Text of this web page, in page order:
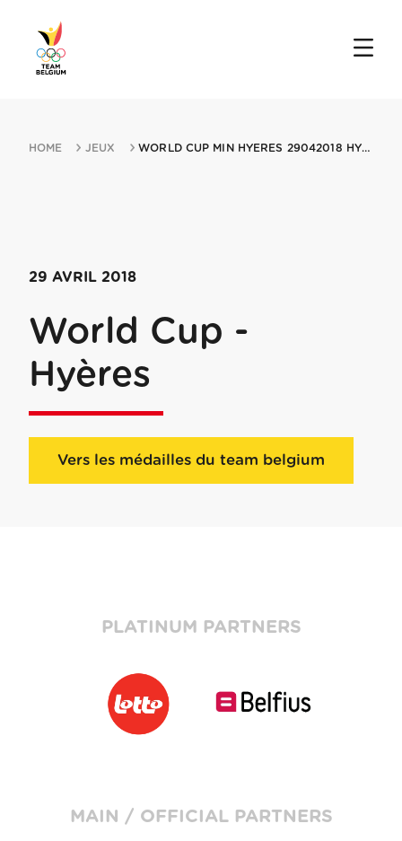
HOME JEUX WORLD CUP MIN HYERES 29042018 HYERES
29 AVRIL 2018
World Cup -
Hyères
Vers les médailles du team belgium
PLATINUM PARTNERS
MAIN / OFFICIAL PARTNERS